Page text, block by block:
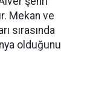
Mekan ve
sırasında
olduğunu